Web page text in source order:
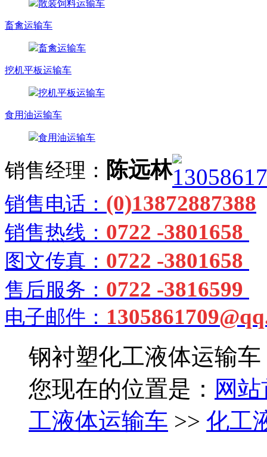
散装饲料运输车
畜禽运输车
畜禽运输车
挖机平板运输车
挖机平板运输车
食用油运输车
食用油运输车
销售经理： 陈远林
销售电话： (0)13872887388
销售热线： 0722 -3801658
图文传真： 0722 -3801658
售后服务： 0722 -3816599
电子邮件：
钢衬塑化工液体运输车
您现在的位置是： 网
工液体运输车 >> 化工